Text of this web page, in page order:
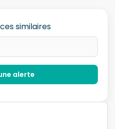
similaires